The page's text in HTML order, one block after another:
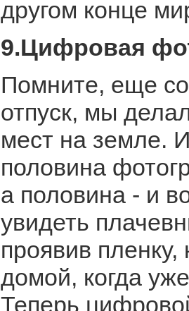
другом конце
9.Цифровая
Помните, еще
отпуск, мы
мест на земле.
половина
а половина - и
увидеть
проявив
домой, когда
Теперь